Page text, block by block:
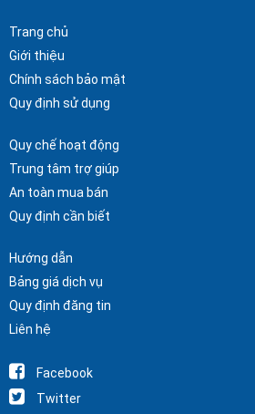
Trang chủ
Giới thiệu
Chính sách bảo mật
Quy định sử dụng
Quy chế hoạt động
Trung tâm trợ giúp
An toàn mua bán
Quy định cần biết
Hướng dẫn
Bảng giá dịch vụ
Quy định đăng tin
Liên hệ
Facebook
Twitter